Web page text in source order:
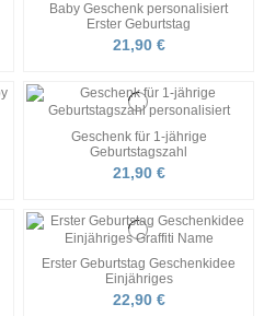
Baby Geschenk personalisiert
Erster Geburtstag
21,90 €
Geschenk für 1-jährige
Geburtstagszahl
21,90 €
Erster Geburtstag Geschenkidee
Einjähriges
22,90 €